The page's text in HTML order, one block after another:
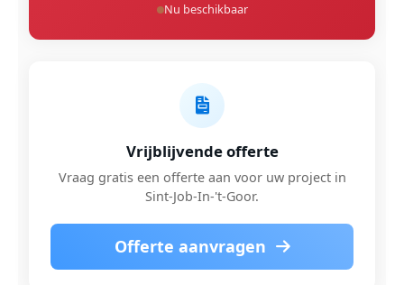
Nu beschikbaar
Vrijblijvende offerte
Vraag gratis een offerte aan voor uw project in
Sint-Job-In-'t-Goor.
Offerte aanvragen